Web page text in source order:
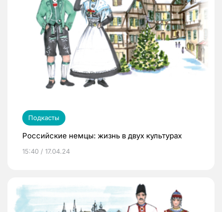
Подкасты
Российские немцы: жизнь в двух культурах
15:40 / 17.04.24